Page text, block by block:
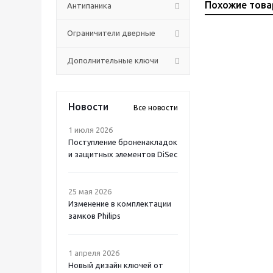
Антипаника
Ограничители дверные
Дополнительные ключи
Новости Все новости
1 июля 2026
Поступление броненакладок
и защитных элементов DiSec
25 мая 2026
Изменение в комплектации
замков Philips
1 апреля 2026
Новый дизайн ключей от
Похожие